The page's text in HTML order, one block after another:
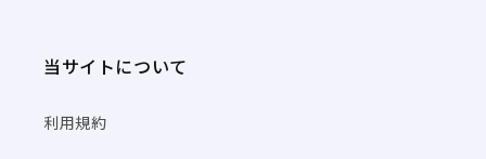
当サイトについて
利用規約